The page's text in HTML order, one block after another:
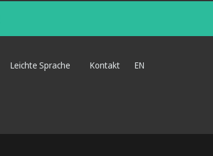
Leichte Sprache Kontakt EN